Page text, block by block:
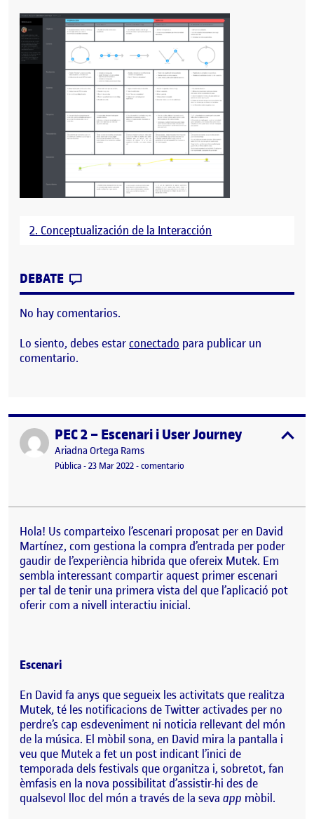
2. Conceptualización de la Interacción
DEBATE
No hay comentarios.
Lo siento, debes estarconectado para publicar un
comentario.
Publicado porPEC 2 – Escenari i User Journey
Publicado por
Ariadna Ortega Rams
Visibilidad:
Pública-Fecha de publicación
23 Mar 202227 enero, 2023 9:14 am
-comentario
Hola! Us comparteixo l’escenari proposat per en David
Martínez, com gestiona la compra d’entrada per poder
gaudir de l’experiència hibrida que ofereix Mutek. Em
sembla interessant compartir aquest primer escenari
per tal de tenir una primera vista del que l’aplicació pot
oferir com a nivell interactiu inicial.
Escenari
En David fa anys que segueix les activitats que realitza
Mutek, té les notificacions de Twitter activades per no
perdre’s cap esdeveniment ni noticia rellevant del món
de la música. El mòbil sona, en David mira la pantalla i
veu que Mutek a fet un post indicant l’inici de
temporada dels festivals que organitza i, sobretot, fan
èmfasis en la nova possibilitat d’assistir-hi des de
qualsevol lloc del món a través de la seva app mòbil.